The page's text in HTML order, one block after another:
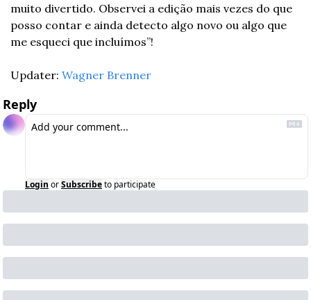
muito divertido. Observei a edição mais vezes do que
posso contar e ainda detecto algo novo ou algo que
me esqueci que incluímos”!
Updater: Wagner Brenner
Reply
Login orSubscribeto participate